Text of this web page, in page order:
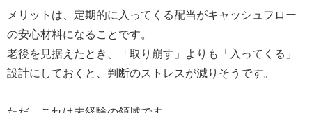
メリットは、定期的に入ってくる配当がキャッシュフロー
の安心材料になることです。
老後を見据えたとき、「取り崩す」よりも「入ってくる」
設計にしておくと、判断のストレスが減りそうです。